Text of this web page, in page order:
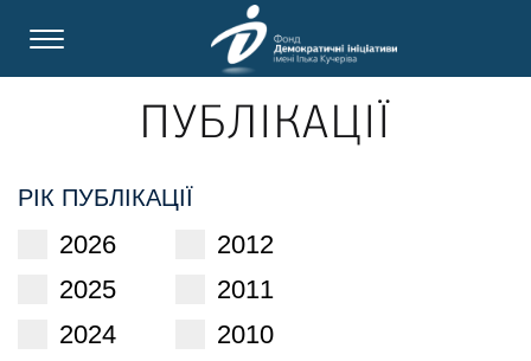
ПУБЛІКАЦІЇ
РІК ПУБЛІКАЦІЇ
2026
2025
2024
2012
2011
2010